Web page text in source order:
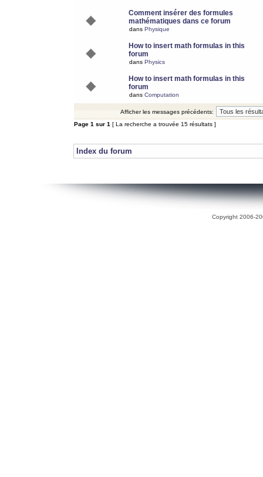
Comment insérer des formules
mathématiques dans ce forum
dans Physique
How to insert math formulas in this
forum
dans Physics
How to insert math formulas in this
forum
dans Computation
Afficher les messages précédents:
Page 1 sur 1 [ La recherche a trouvée 15 résultats ]
Index du forum
Copyright 2006-